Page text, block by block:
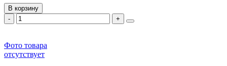
В корзину
-
+
Фото товара
отсутствует